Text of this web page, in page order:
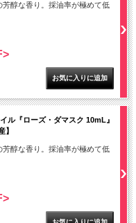
芳醇な香り。採油率が極めて低
ル『ローズ・ダマスク 10mL』
】
芳醇な香り。採油率が極めて低